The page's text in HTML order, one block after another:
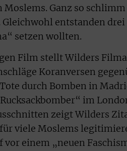
Moslems. Ganz so
entstanden
setzen wollten.
Film stellt Wilders
Koranversen
Tote durch Bomben in
im
zeigt Wilders
viele Moslems
vor einem „neuen